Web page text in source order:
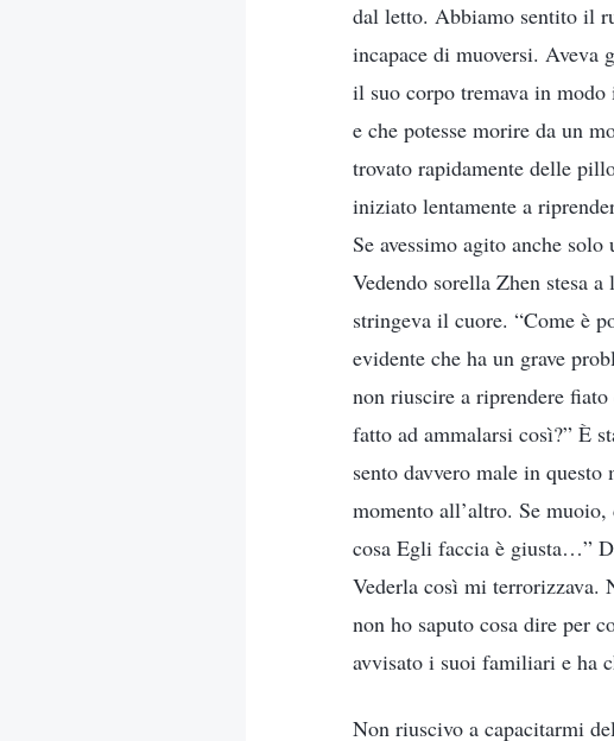
dal letto. Abbiamo sentito il
incapace di muoversi.
il suo corpo tremava in
e che potesse morire da un
trovato rapidamente delle
iniziato lentamente a
Se avessimo agito anche
Vedendo sorella Zhen stesa
stringeva il cuore. “Come è
evidente che ha un grave
non riuscire a riprendere
fatto ad ammalarsi così?” È
sento davvero male in
momento all’altro. Se
cosa Egli faccia è giusta…”
Vederla così mi terrorizzava.
non ho saputo cosa dire per
avvisato i suoi familiari e ha
Non riuscivo a capacitarmi